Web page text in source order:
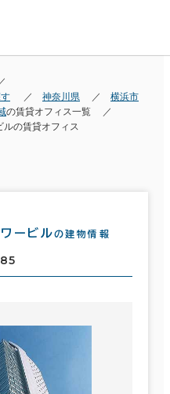
神奈川県
横浜市
の賃貸オフィス一覧
の賃貸オフィス
ービルの建物情報